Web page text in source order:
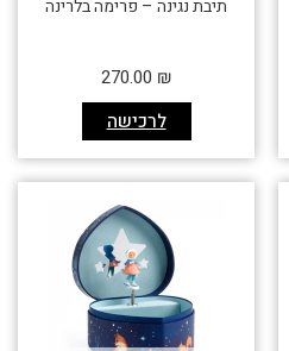
תיבת נגינה – פרימה בלרינה
לרכישה
270.00 ₪